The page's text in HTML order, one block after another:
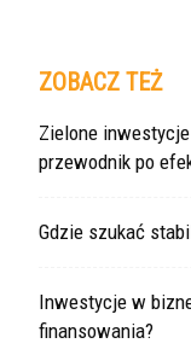
ZOBACZ TEŻ
Zielone
przewodnik po
Gdzie szukać
Inwestycje w
finansowania?